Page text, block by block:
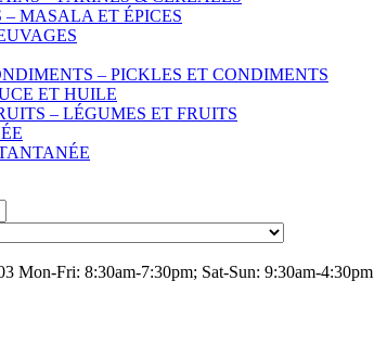
MASALA ET ÉPICES
– PICKLES ET CONDIMENTS
ET HUILE
– LÉGUMES ET FRUITS
Mon-Fri: 8:30am-7:30pm; Sat-Sun: 9:30am-4:30pm